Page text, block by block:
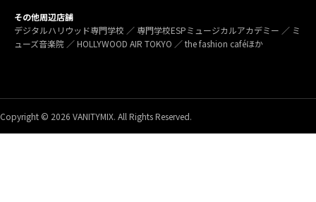
その他周辺店舗
デジタルハリウッド専門学校 ／ 専門学校ESPミュージカルアカデミー ／ ミ
ューズ音楽院 ／ HOLLYWOOD AIR TOKYO ／ the fashion caféほか
Copyright © 2026 VANITYMIX. All Rights Reserved.